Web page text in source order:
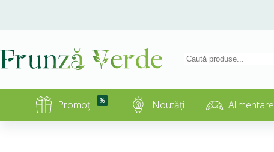
Promoții % Noutăți Alimentare